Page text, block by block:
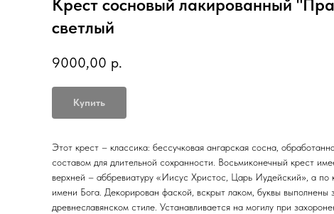
Крест сосновый лакированный
светлый
9000,00 р.
Купить
Этот крест – классика: бессучковая ангарская сосна,
составом для длительной сохранности. Восьмиконечный крест
верхней – аббревиатуру «Иисус Христос, Царь Иудейский», а по
имени Бога. Декорирован фаской, вскрыт лаком, буквы выполнены
древнеславянском стиле. Устанавливается на могилу при